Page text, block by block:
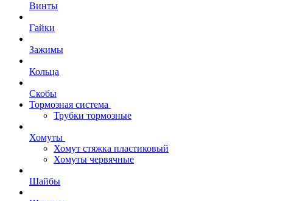
Винты
Гайки
Зажимы
Кольца
Скобы
Тормозная система
Трубки тормозные
Хомуты
Хомут стяжка пластиковый
Хомуты червячные
Шайбы